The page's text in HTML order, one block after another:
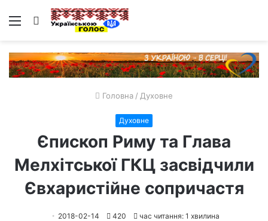
Меню Пошук
Головна / Духовне
Духовне
Єпископ Риму та Глава
Мелхітської ГКЦ засвідчили
Євхаристійне сопричастя
2018-02-14 420 час читання: 1 хвилина